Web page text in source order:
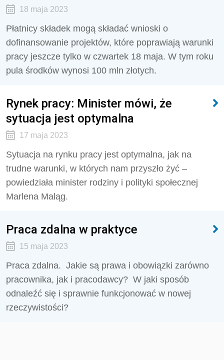
18 maja 2023
Płatnicy składek mogą składać wnioski o
dofinansowanie projektów, które poprawiają warunki
pracy jeszcze tylko w czwartek 18 maja. W tym roku
pula środków wynosi 100 mln złotych.
Rynek pracy: Minister mówi, że
sytuacja jest optymalna
17 maja 2023
Sytuacja na rynku pracy jest optymalna, jak na
trudne warunki, w których nam przyszło żyć –
powiedziała minister rodziny i polityki społecznej
Marlena Maląg.
Praca zdalna w praktyce
15 maja 2023
Praca zdalna. Jakie są prawa i obowiązki zarówno
pracownika, jak i pracodawcy? W jaki sposób
odnaleźć się i sprawnie funkcjonować w nowej
rzeczywistości?